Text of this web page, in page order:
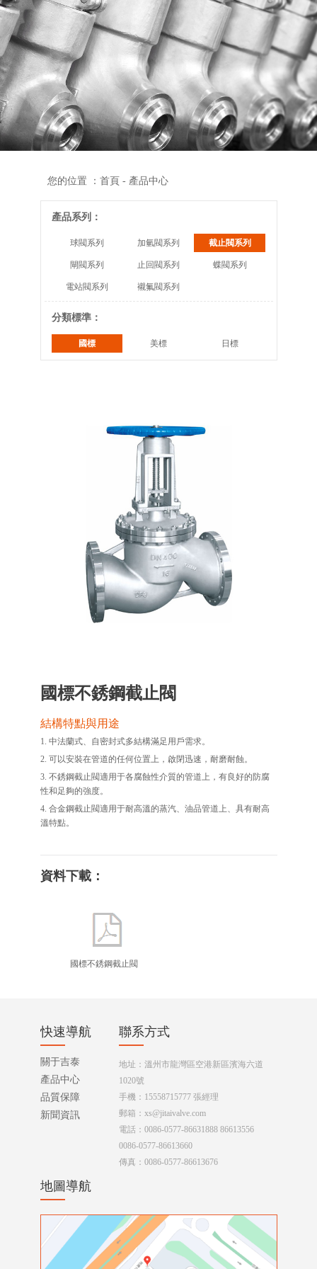
您的位置 ： 首頁 - 產品中心
產品系列：
球閥系列 加氫閥系列 截止閥系列
閘閥系列 止回閥系列 蝶閥系列
電站閥系列 襯氟閥系列
分類標準：
國標 美標 日標
國標不銹鋼截止閥
結構特點與用途
1. 中法蘭式、自密封式多結構滿足用戶需求。
2. 可以安裝在管道的任何位置上，啟閉迅速，耐磨耐蝕。
3. 不銹鋼截止閥適用于各腐蝕性介質的管道上，有良好的防腐
性和足夠的強度。
4. 合金鋼截止閥適用于耐高溫的蒸汽、油品管道上、具有耐高
溫特點。
資料下載：
國標不銹鋼截止閥
快速導航
關于吉泰
產品中心
品質保障
新聞資訊
聯系方式
地址：溫州市龍灣區空港新區濱海六道
1020號
手機：15558715777 張經理
郵箱：xs@jitaivalve.com
電話：0086-0577-86631888 86613556
0086-0577-86613660
傳真：0086-0577-86613676
地圖導航